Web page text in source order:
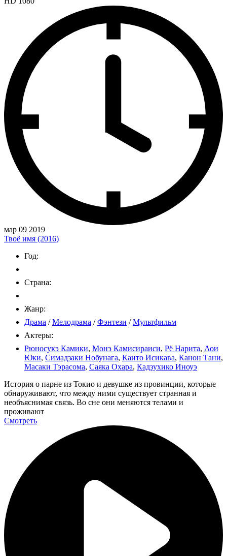
мар 09 2019
Твоё имя (2016)
Год:
Страна:
Жанр:
Драма /Мелодрама /Фэнтези /Мультфильм
Актеры:
Рюносукэ Камики, Монэ Камисираиси, Рё Нарита, Аои
Юки, Симадзаки Нобунага, Каито Исикава, Канон Тани,
Масаки Тэрасома, Саяка Охара, Кадзухико Иноуэ
История о парне из Токио и девушке из провинции, которые
обнаруживают, что между ними существует странная и
необъяснимая связь. Во сне они меняются телами и
проживают
Смотреть